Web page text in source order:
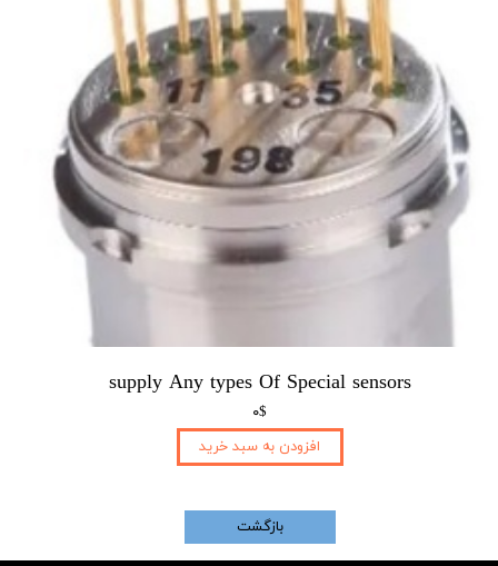
supply Any types Of Special sensors
۰$
افزودن به سبد خرید
بازگشت